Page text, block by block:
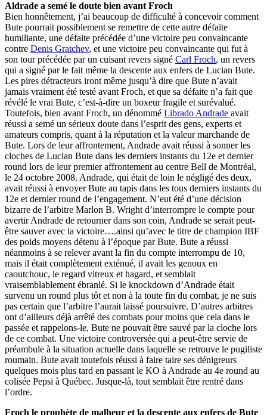
Aldrade a semé le doute bien avant Froch
Bien honnêtement, j’ai beaucoup de difficulté à concevoir comment
Bute pourrait possiblement se remettre de cette autre défaite
humiliante, une défaite précédée d’une victoire peu convaincante
contre Denis Gratchev, et une victoire peu convaincante qui fut à
son tour précédée par un cuisant revers signé Carl Froch, un revers
qui a signé par le fait même la descente aux enfers de Lucian Bute.
Les pires détracteurs iront même jusqu’à dire que Bute n’avait
jamais vraiment été testé avant Froch, et que sa défaite n’a fait que
révélé le vrai Bute, c’est-à-dire un boxeur fragile et surévalué.
Toutefois, bien avant Froch, un dénommé Librado Andrade avait
réussi a semé un sérieux doute dans l’esprit des gens, experts et
amateurs compris, quant à la réputation et la valeur marchande de
Bute. Lors de leur affrontement, Andrade avait réussi à sonner les
cloches de Lucian Bute dans les derniers instants du 12e et dernier
round lors de leur premier affrontement au centre Bell de Montréal,
le 24 octobre 2008. Andrade, qui était de loin le négligé des deux,
avait réussi à envoyer Bute au tapis dans les tous derniers instants du
12e et dernier round de l’engagement. N’eut été d’une décision
bizarre de l’arbitre Marlon B. Wright d’interrompre le compte pour
avertir Andrade de retourner dans son coin, Andrade se serait peut-
être sauver avec la victoire….ainsi qu’avec le titre de champion IBF
des poids moyens détenu à l’époque par Bute. Bute a réussi
néanmoins à se relever avant la fin du compte interrompu de 10,
mais il était complètement exténué, il avait les genoux en
caoutchouc, le regard vitreux et hagard, et semblait
vraisemblablement ébranlé. Si le knockdown d’Andrade était
survenu un round plus tôt et non à la toute fin du combat, je ne suis
pas certain que l’arbitre l’aurait laissé poursuivre. D’autres arbitres
ont d’ailleurs déjà arrêté des combats pour moins que cela dans le
passée et rappelons-le, Bute ne pouvait être sauvé par la cloche lors
de ce combat. Une victoire controversée qui a peut-être servie de
préambule à la situation actuelle dans laquelle se retrouve le pugiliste
roumain. Bute avait toutefois réussi à faire taire ses dénigreurs
quelques mois plus tard en passant le KO à Andrade au 4e round au
colisée Pepsi à Québec. Jusque-là, tout semblait être rentré dans
l’ordre.
Froch le prophète de malheur et la descente aux enfers de Bute